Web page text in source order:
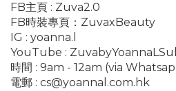
FB主頁 : Zuva2.0
FB時裝專頁： ZuvaxBeauty
IG : yoanna.l
YouTube :
時間 : 9am - 12am (via
電郵 : cs@yoannal.com.hk